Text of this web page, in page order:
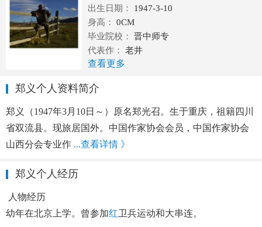
出生日期：
1947-3-10
身高：
0CM
毕业院校：
晋中师专
代表作：
老井
查看更多
郑义个人资料简介
郑义（1947年3月10日～）原名郑光召。生于重庆，祖籍四川
省双流县。现旅居国外。中国作家协会会员，中国作家协会
山西分会专业作 ...查看详情 》
郑义个人经历
人物经历
幼年在北京上学。曾参加红卫兵运动和大串连。